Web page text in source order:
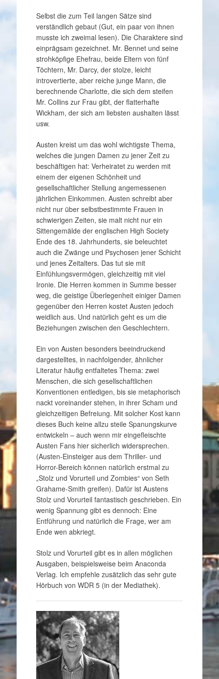
Selbst die zum Teil langen Sätze sind
verständlich gebaut (Gut, ein paar von ihnen
musste ich zweimal lesen). Die Charaktere sind
einprägsam gezeichnet. Mr. Bennet und seine
strohköpfige Ehefrau, beide Eltern von fünf
Töchtern, Mr. Darcy, der stolze, leicht
introvertierte, aber reiche junge Mann, die
berechnende Charlotte, die sich dem steifen
Mr. Collins zur Frau gibt, der flatterhafte
Wickham, der sich am liebsten aushalten lässt
usw.
Austen kreist um das wohl wichtigste Thema,
welches die jungen Damen zu jener Zeit zu
beschäftigen hat: Verheiratet zu werden mit
einem der eigenen Schönheit und
gesellschaftlicher Stellung angemessenen
jährlichen Einkommen. Austen schreibt aber
nicht nur über selbstbestimmte Frauen in
schwierigen Zeiten, sie malt nicht nur ein
Sittengemälde der englischen High Society
Ende des 18. Jahrhunderts, sie beleuchtet
auch die Zwänge und Psychosen jener Schicht
und jenes Zeitalters. Das tut sie mit
Einfühlungsvermögen, gleichzeitig mit viel
Ironie. Die Herren kommen in Summe besser
weg, die geistige Überlegenheit einiger Damen
gegenüber den Herren kostet Austen jedoch
weidlich aus. Und natürlich geht es um die
Beziehungen zwischen den Geschlechtern.
Ein von Austen besonders beeindruckend
dargestelltes, in nachfolgender, ähnlicher
Literatur häufig entfaltetes Thema: zwei
Menschen, die sich gesellschaftlichen
Konventionen entledigen, bis sie metaphorisch
nackt voreinander stehen, in ihrer Scham und
gleichzeitigen Befreiung. Mit solcher Kost kann
dieses Buch keine allzu steile Spanungskurve
entwickeln – auch wenn mir eingefleischte
Austen Fans hier sicherlich widersprechen.
(Austen-Einsteiger aus dem Thriller- und
Horror-Bereich können natürlich erstmal zu
„Stolz und Vorurteil und Zombies“ von Seth
Grahame-Smith greifen). Dafür ist Austens
Stolz und Vorurteil fantastisch geschrieben. Ein
wenig Spannung gibt es dennoch: Eine
Entführung und natürlich die Frage, wer am
Ende wen abkriegt.
Stolz und Vorurteil gibt es in allen möglichen
Ausgaben, beispielsweise beim Anaconda
Verlag. Ich empfehle zusätzlich das sehr gute
Hörbuch von WDR 5 (in der Mediathek).